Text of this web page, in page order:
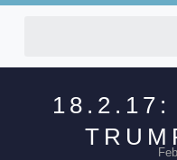
18.2.17: